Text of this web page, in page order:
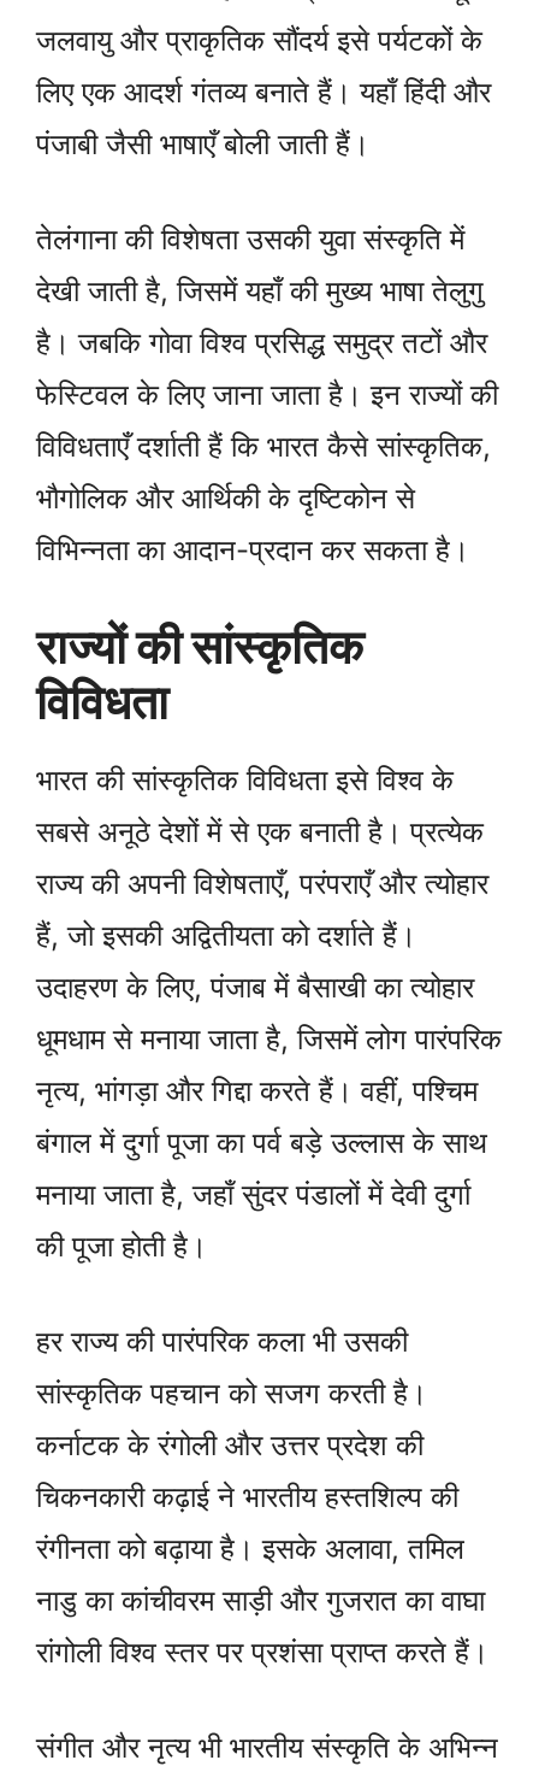
जलवायु और प्राकृतिक सौंदर्य इसे पर्यटकों के
लिए एक आदर्श गंतव्य बनाते हैं। यहाँ हिंदी और
पंजाबी जैसी भाषाएँ बोली जाती हैं।
तेलंगाना की विशेषता उसकी युवा संस्कृति में
देखी जाती है, जिसमें यहाँ की मुख्य भाषा तेलुगु
है। जबकि गोवा विश्व प्रसिद्ध समुद्र तटों और
फेस्टिवल के लिए जाना जाता है। इन राज्यों की
विविधताएँ दर्शाती हैं कि भारत कैसे सांस्कृतिक,
भौगोलिक और आर्थिकी के दृष्टिकोन से
विभिन्नता का आदान-प्रदान कर सकता है।
राज्यों की सांस्कृतिक
विविधता
भारत की सांस्कृतिक विविधता इसे विश्व के
सबसे अनूठे देशों में से एक बनाती है। प्रत्येक
राज्य की अपनी विशेषताएँ, परंपराएँ और त्योहार
हैं, जो इसकी अद्वितीयता को दर्शाते हैं।
उदाहरण के लिए, पंजाब में बैसाखी का त्योहार
धूमधाम से मनाया जाता है, जिसमें लोग पारंपरिक
नृत्य, भांगड़ा और गिद्दा करते हैं। वहीं, पश्चिम
बंगाल में दुर्गा पूजा का पर्व बड़े उल्लास के साथ
मनाया जाता है, जहाँ सुंदर पंडालों में देवी दुर्गा
की पूजा होती है।
हर राज्य की पारंपरिक कला भी उसकी
सांस्कृतिक पहचान को सजग करती है।
कर्नाटक के रंगोली और उत्तर प्रदेश की
चिकनकारी कढ़ाई ने भारतीय हस्तशिल्प की
रंगीनता को बढ़ाया है। इसके अलावा, तमिल
नाडु का कांचीवरम साड़ी और गुजरात का वाघा
रांगोली विश्व स्तर पर प्रशंसा प्राप्त करते हैं।
संगीत और नृत्य भी भारतीय संस्कृति के अभिन्न